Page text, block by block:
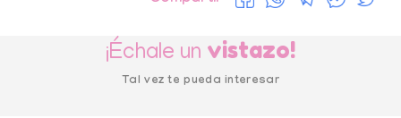
¡Échale un vistazo!
Tal vez te pueda interesar